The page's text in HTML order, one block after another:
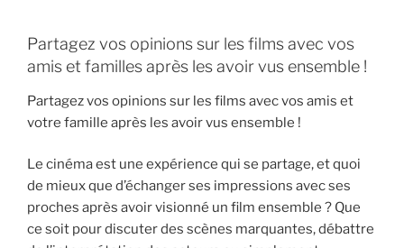
Partagez vos opinions sur les films avec vos
amis et familles après les avoir vus ensemble !
Partagez vos opinions sur les films avec vos amis et
votre famille après les avoir vus ensemble !
Le cinéma est une expérience qui se partage, et quoi
de mieux que d’échanger ses impressions avec ses
proches après avoir visionné un film ensemble ? Que
ce soit pour discuter des scènes marquantes, débattre